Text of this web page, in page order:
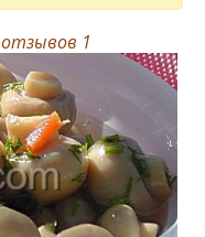
отзывов 1